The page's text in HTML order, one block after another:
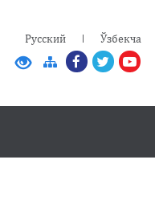
Русский Ўзбекча